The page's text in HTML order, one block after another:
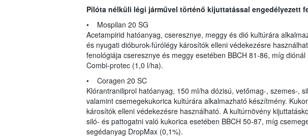
Pilóta nélküli légi járművel történő kijuttatással engedélyezett
• Mospilan 20 SG
Acetampirid hatóanyag, cseresznye, meggy és dió kultúrára
és nyugati dióburok-fúrólégy károsítók elleni védekezésre
fenológiája cseresznye és meggy esetében BBCH 81-86, míg
Combi-protec (1,0 l/ha).
• Coragen 20 SC
Klórantraniliprol hatóanyag, 150 ml/ha dózisú, vetőmag-, szemes-,
valamint csemegekukorica kultúrára alkalmazható készítmény.
károsítók elleni védekezésre használható. A kultúrnövény
siló- és pattogatni való kukorica esetében BBCH 50-87, míg
segédanyag DropMax (0,1%).